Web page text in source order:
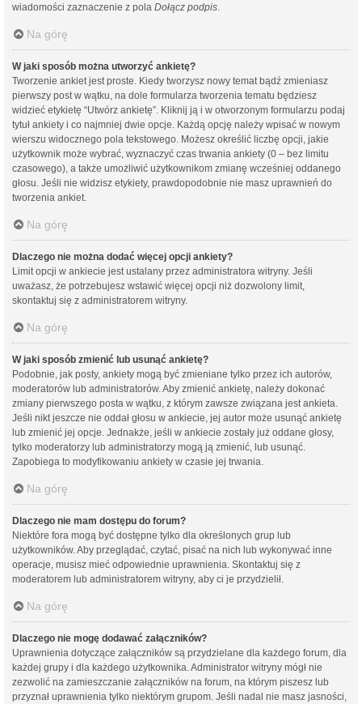
wiadomości zaznaczenie z pola Dołącz podpis
Na górę
W jaki sposób można utworzyć ankietę?
Tworzenie ankiet jest proste. Kiedy tworzysz nowy temat bądź zmieniasz
pierwszy post w wątku, na dole formularza tworzenia tematu będziesz
widzieć etykietę “Utwórz ankietę”. Kliknij ją i w otworzonym formularzu podaj
tytuł ankiety i co najmniej dwie opcje. Każdą opcję należy wpisać w nowym
wierszu widocznego pola tekstowego. Możesz określić liczbę opcji, jakie
użytkownik może wybrać, wyznaczyć czas trwania ankiety (0 – bez limitu
czasowego), a także umożliwić użytkownikom zmianę wcześniej oddanego
głosu. Jeśli nie widzisz etykiety, prawdopodobnie nie masz uprawnień do
tworzenia ankiet.
Na górę
Dlaczego nie można dodać więcej opcji ankiety?
Limit opcji w ankiecie jest ustalany przez administratora witryny. Jeśli
uważasz, że potrzebujesz wstawić więcej opcji niż dozwolony limit,
skontaktuj się z administratorem witryny.
Na górę
W jaki sposób zmienić lub usunąć ankietę?
Podobnie, jak posty, ankiety mogą być zmieniane tylko przez ich autorów,
moderatorów lub administratorów. Aby zmienić ankietę, należy dokonać
zmiany pierwszego posta w wątku, z którym zawsze związana jest ankieta.
Jeśli nikt jeszcze nie oddał głosu w ankiecie, jej autor może usunąć ankietę
lub zmienić jej opcje. Jednakże, jeśli w ankiecie zostały już oddane głosy,
tylko moderatorzy lub administratorzy mogą ją zmienić, lub usunąć.
Zapobiega to modyfikowaniu ankiety w czasie jej trwania.
Na górę
Dlaczego nie mam dostępu do forum?
Niektóre fora mogą być dostępne tylko dla określonych grup lub
użytkowników. Aby przeglądać, czytać, pisać na nich lub wykonywać inne
operacje, musisz mieć odpowiednie uprawnienia. Skontaktuj się z
moderatorem lub administratorem witryny, aby ci je przydzielił.
Na górę
Dlaczego nie mogę dodawać załączników?
Uprawnienia dotyczące załączników są przydzielane dla każdego forum, dla
każdej grupy i dla każdego użytkownika. Administrator witryny mógł nie
zezwolić na zamieszczanie załączników na forum, na którym piszesz lub
przyznał uprawnienia tylko niektórym grupom. Jeśli nadal nie masz jasności,